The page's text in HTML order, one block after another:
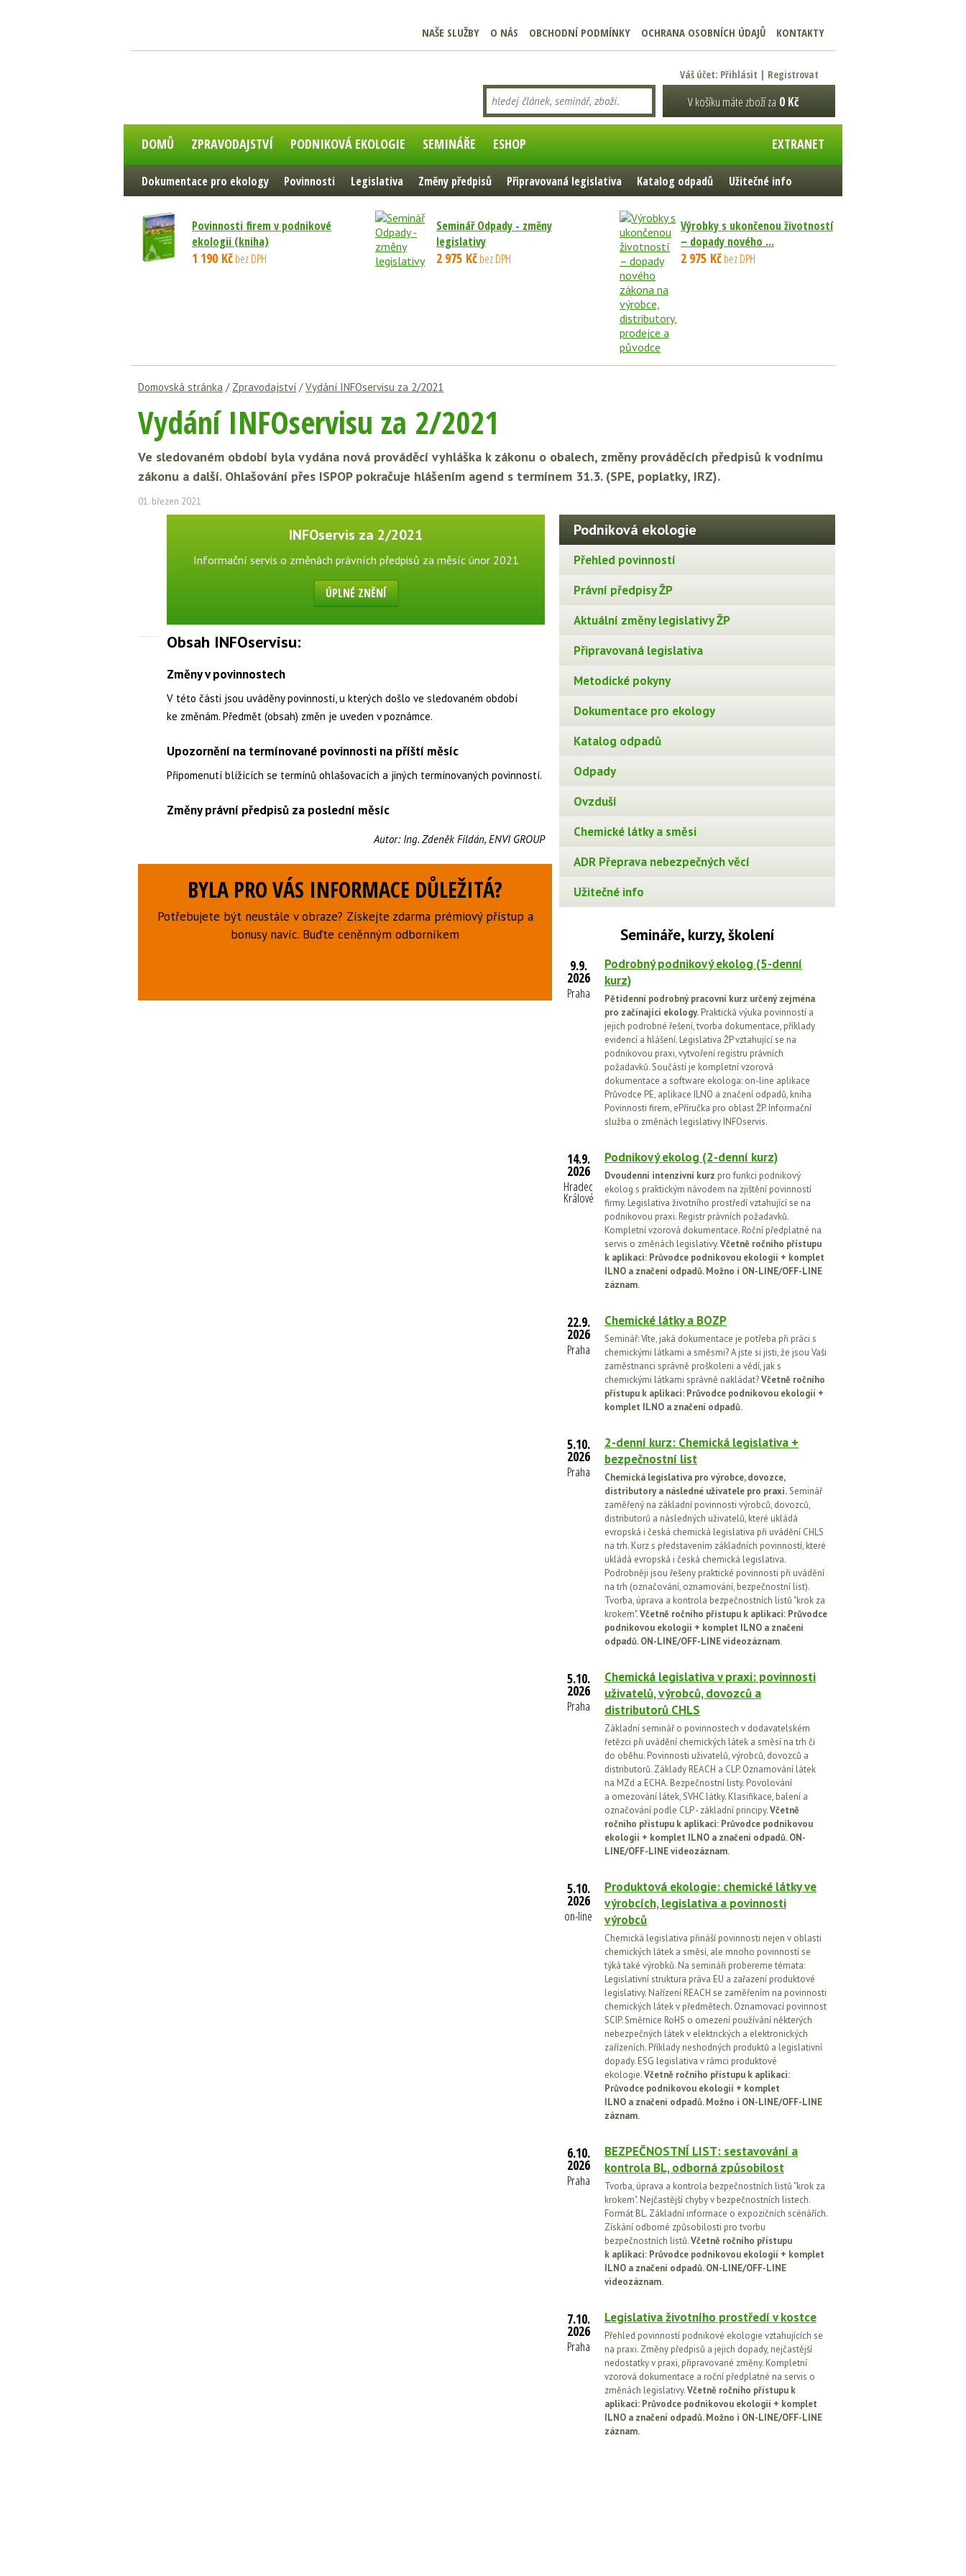
NAŠE SLUŽBY O NÁS OBCHODNÍ PODMÍNKY OCHRANA OSOBNÍCH ÚDAJŮ KONTAKTY
Váš účet: Přihlásit | Registrovat
V košíku máte zboží za 0 Kč
DOMŮ ZPRAVODAJSTVÍ PODNIKOVÁ EKOLOGIE SEMINÁŘE ESHOP EXTRANET
Dokumentace pro ekology Povinnosti Legislativa Změny předpisů Připravovaná legislativa Katalog odpadů Užitečné info
Povinnosti firem v podnikové
ekologii (kniha)
1 190 Kčbez DPH
Seminář Odpady - změny
legislativy
2 975 Kčbez DPH
Výrobky s ukončenou životností
– dopady nového ...
2 975 Kčbez DPH
Domovská stránka / Zpravodajství /Vydání INFOservisu za 2/2021
Vydání INFOservisu za 2/2021
Ve sledovaném období byla vydána nová prováděcí vyhláška k zákonu o obalech, změny prováděcích předpisů k vodnímu
zákonu a další. Ohlašování přes ISPOP pokračuje hlášením agend s termínem 31.3. (SPE, poplatky, IRZ).
01. březen 2021
INFOservis za 2/2021
Informační servis o změnách právních předpisů za měsíc únor 2021
ÚPLNÉ ZNĚNÍ
Obsah INFOservisu:
Změny v povinnostech
V této části jsou uváděny povinnosti, u kterých došlo ve sledovaném období
ke změnám. Předmět (obsah) změn je uveden v poznámce.
Upozornění na termínované povinnosti na příští měsíc
Připomenutí blížících se termínů ohlašovacích a jiných termínovaných povinností.
Změny právní předpisů za poslední měsíc
Autor: Ing. Zdeněk Fildán, ENVI GROUP
BYLA PRO VÁS INFORMACE DŮLEŽITÁ?
Potřebujete být neustále v obraze? Získejte zdarma prémiový přístup a
bonusy navíc. Buďte ceněnným odborníkem
Podniková ekologie
Přehled povinností
Právní předpisy ŽP
Aktuální změny legislativy ŽP
Připravovaná legislativa
Metodické pokyny
Dokumentace pro ekology
Katalog odpadů
Odpady
Ovzduší
Chemické látky a směsi
ADR Přeprava nebezpečných věcí
Užitečné info
Semináře, kurzy, školení
9.9.
2026
Praha
Podrobný podnikový ekolog (5-denní
kurz)
Pětidenní podrobný pracovní kurz určený zejména
pro začínající ekology. Praktická výuka povinností a
jejich podrobné řešení, tvorba dokumentace, příklady
evidencí a hlášení. Legislativa ŽP vztahující se na
podnikovou praxi, vytvoření registru právních
požadavků. Součástí je kompletní vzorová
dokumentace a software ekologa: on-line aplikace
Průvodce PE, aplikace ILNO a značení odpadů, kniha
Povinnosti firem, ePříručka pro oblast ŽP. Informační
služba o změnách legislativy INFOservis.
14.9.
2026
Hradec
Králové
Podnikový ekolog (2-denní kurz)
Dvoudenní intenzivní kurz pro funkci podnikový
ekolog s praktickým návodem na zjištění povinností
firmy. Legislativa životního prostředí vztahující se na
podnikovou praxi. Registr právních požadavků.
Kompletní vzorová dokumentace. Roční předplatné na
servis o změnách legislativy.Včetně ročního přístupu
k aplikaci: Průvodce podnikovou ekologií + komplet
ILNO a značení odpadů. Možno i ON-LINE/OFF-LINE
záznam.
22.9.
2026
Praha
Chemické látky a BOZP
Seminář: Víte, jaká dokumentace je potřeba při práci s
chemickými látkami a směsmi? A jste si jisti, že jsou Vaši
zaměstnanci správně proškoleni a vědí, jak s
chemickými látkami správně nakládat?Včetně ročního
přístupu k aplikaci: Průvodce podnikovou ekologií +
komplet ILNO a značení odpadů.
5.10.
2026
Praha
2-denní kurz: Chemická legislativa +
bezpečnostní list
Chemická legislativa pro výrobce, dovozce,
distributory a následné uživatele pro praxi.Seminář
zaměřený na základní povinnosti výrobců, dovozců,
distributorů a následných uživatelů, které ukládá
evropská i česká chemická legislativa při uvádění CHLS
na trh. Kurz s představením základních povinností, které
ukládá evropská i česká chemická legislativa.
Podrobněji jsou řešeny praktické povinnosti při uvádění
na trh (označování, oznamování, bezpečnostní list).
Tvorba, úprava a kontrola bezpečnostních listů "krok za
krokem".Včetně ročního přístupu k aplikaci: Průvodce
podnikovou ekologií + komplet ILNO a značení
odpadů. ON-LINE/OFF-LINE videozáznam.
5.10.
2026
Praha
Chemická legislativa v praxi: povinnosti
uživatelů, výrobců, dovozců a
distributorů CHLS
Základní seminář o povinnostech v dodavatelském
řetězci při uvádění chemických látek a směsí na trh či
do oběhu. Povinnosti uživatelů, výrobců, dovozců a
distributorů. Základy REACH a CLP. Oznamování látek
na MZd a ECHA. Bezpečnostní listy. Povolování
a omezování látek, SVHC látky. Klasifikace, balení a
označování podle CLP - základní principy.Včetně
ročního přístupu k aplikaci: Průvodce podnikovou
ekologií + komplet ILNO a značení odpadů. ON-
LINE/OFF-LINE videozáznam.
5.10.
2026
on-line
Produktová ekologie: chemické látky ve
výrobcích, legislativa a povinnosti
výrobců
Chemická legislativa přináší povinnosti nejen v oblasti
chemických látek a směsí, ale mnoho povinností se
týká také výrobků. Na semináři probereme témata:
Legislativní struktura práva EU a zařazení produktové
legislativy. Nařízení REACH se zaměřením na povinnosti
chemických látek v předmětech. Oznamovací povinnost
SCIP. Směrnice RoHS o omezení používání některých
nebezpečných látek v elektrických a elektronických
zařízeních. Příklady neshodných produktů a legislativní
dopady. ESG legislativa v rámci produktové
ekologie.Včetně ročního přístupu k aplikaci:
Průvodce podnikovou ekologií + komplet
ILNO a značení odpadů. Možno i ON-LINE/OFF-LINE
záznam.
6.10.
2026
Praha
BEZPEČNOSTNÍ LIST: sestavování a
kontrola BL, odborná způsobilost
Tvorba, úprava a kontrola bezpečnostních listů "krok za
krokem". Nejčastější chyby v bezpečnostních listech.
Formát BL. Základní informace o expozičních scénářích.
Získání odborné způsobilosti pro tvorbu
bezpečnostních listů.Včetně ročního přístupu
k aplikaci: Průvodce podnikovou ekologií + komplet
ILNO a značení odpadů. ON-LINE/OFF-LINE
videozáznam.
7.10.
2026
Praha
Legislativa životního prostředí v kostce
Přehled povinností podnikové ekologie vztahujících se
na praxi. Změny předpisů a jejich dopady, nejčastější
nedostatky v praxi, připravované změny. Kompletní
vzorová dokumentace a roční předplatné na servis o
změnách legislativy.Včetně ročního přístupu k
aplikaci: Průvodce podnikovou ekologií + komplet
ILNO a značení odpadů. Možno i ON-LINE/OFF-LINE
záznam.